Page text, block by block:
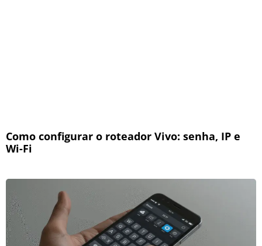
Como configurar o roteador Vivo: senha, IP e
Wi-Fi